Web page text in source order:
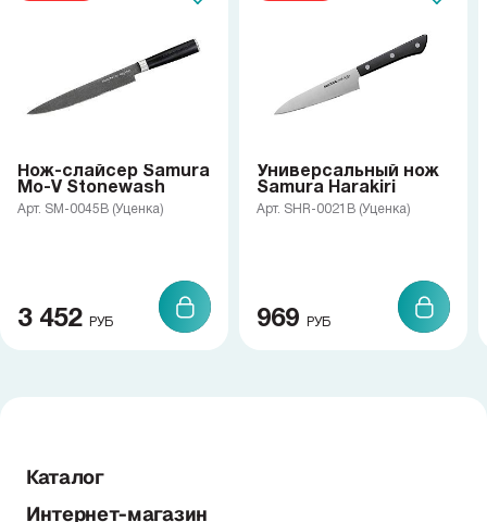
Нож-слайсер Samura
Mo-V Stonewash
Арт. SM-0045B (Уценка)
3 452 РУБ
Универсальный нож
Samura Harakiri
Арт. SHR-0021B (Уценка)
969 РУБ
Каталог
Интернет-магазин